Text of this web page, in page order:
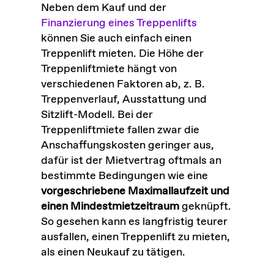
Neben dem Kauf und der
Finanzierung eines Treppenlifts
können Sie auch einfach einen
Treppenlift mieten. Die Höhe der
Treppenliftmiete hängt von
verschiedenen Faktoren ab, z. B.
Treppenverlauf, Ausstattung und
Sitzlift-Modell. Bei der
Treppenliftmiete fallen zwar die
Anschaffungskosten geringer aus,
dafür ist der Mietvertrag oftmals an
bestimmte Bedingungen wie eine
vorgeschriebene Maximallaufzeit und
einen Mindestmietzeitraumgeknüpft.
So gesehen kann es langfristig teurer
ausfallen, einen Treppenlift zu mieten,
als einen Neukauf zu tätigen.